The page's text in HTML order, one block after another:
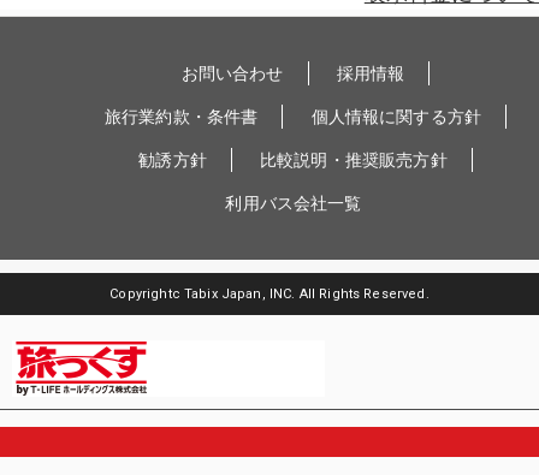
お問い合わせ 採用情報
旅行業約款・条件書 個人情報に関する方針
勧誘方針 比較説明・推奨販売方針
利用バス会社一覧
Copyrightc Tabix Japan, INC. All Rights Reserved.